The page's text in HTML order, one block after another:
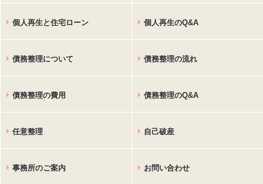
個人再生と住宅ローン 個人再生のQ&A
債務整理について 債務整理の流れ
債務整理の費用 債務整理のQ&A
任意整理 自己破産
事務所のご案内 お問い合わせ